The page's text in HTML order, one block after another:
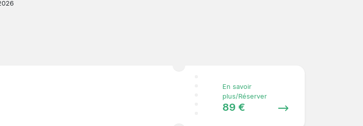
En savoir
plus/Réserver
89 €